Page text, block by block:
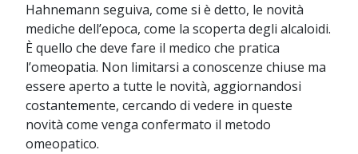
Hahnemann seguiva, come si è detto, le novità
mediche dell’epoca, come la scoperta degli alcaloidi.
È quello che deve fare il medico che pratica
l’omeopatia. Non limitarsi a conoscenze chiuse ma
essere aperto a tutte le novità, aggiornandosi
costantemente, cercando di vedere in queste
novità come venga confermato il metodo
omeopatico.